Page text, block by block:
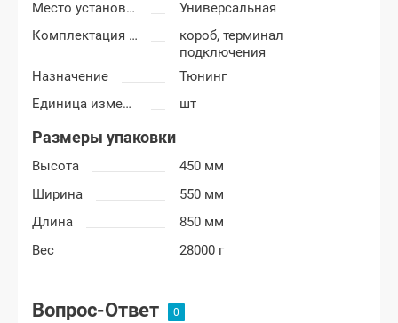
Место установки короба
Универсальная
Комплектация короба
короб, терминал
подключения
Назначение
Тюнинг
Единица измерения
шт
Размеры упаковки
Высота
450 мм
Ширина
550 мм
Длина
850 мм
Вес
28000 г
Вопрос-Ответ